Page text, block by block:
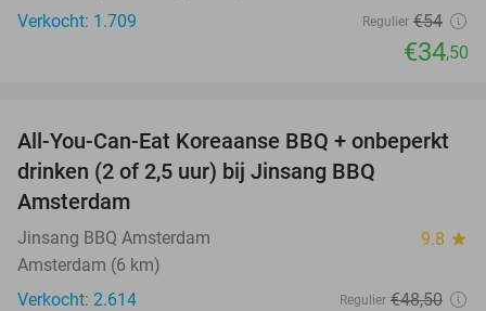
Verkocht: 1.709
Regulier €54
€34,50
21%
All-You-Can-Eat Koreaanse BBQ + onbeperkt
drinken (2 of 2,5 uur) bij Jinsang BBQ
Amsterdam
Jinsang BBQ Amsterdam 9.8 star
Amsterdam (6 km)
Verkocht: 2.614
Regulier €48,50